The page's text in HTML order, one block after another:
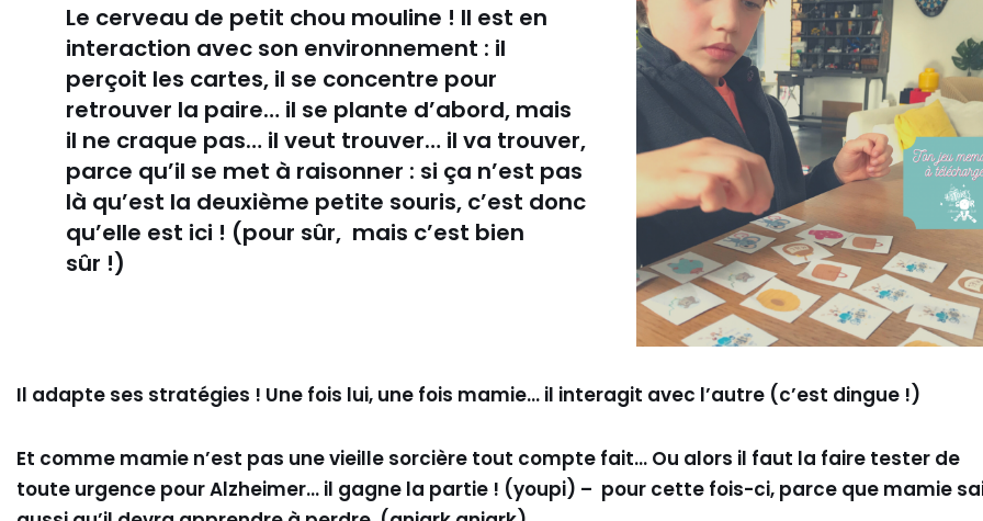
Le cerveau de petit chou mouline ! Il est en
interaction avec son environnement : il
perçoit les cartes, il se concentre pour
retrouver la paire… il se plante d’abord, mais
il ne craque pas… il veut trouver… il va trouver,
parce qu’il se met à raisonner : si ça n’est pas
là qu’est la deuxième petite souris, c’est donc
qu’elle est ici ! (pour sûr, mais c’est bien
sûr !)
Il adapte ses stratégies ! Une fois lui, une fois mamie… il interagit avec l’autre (c’est dingue !)
Et comme mamie n’est pas une vieille sorcière tout compte fait… Ou alors il faut la faire tester de
toute urgence pour Alzheimer… il gagne la partie ! (youpi) – pour cette fois-ci, parce que mamie